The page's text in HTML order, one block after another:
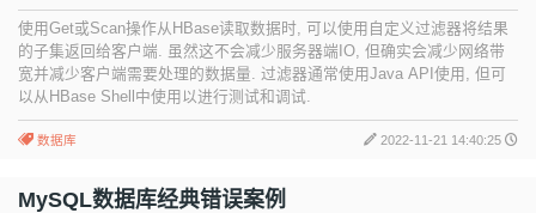
使用Get或Scan操作从HBase读取数据时, 可以使用自定义过滤器将结果
的子集返回给客户端. 虽然这不会减少服务器端IO, 但确实会减少网络带
宽并减少客户端需要处理的数据量. 过滤器通常使用Java API使用, 但可
以从HBase Shell中使用以进行测试和调试.
数据库 2022-11-21 14:40:25
MySQL数据库经典错误案例